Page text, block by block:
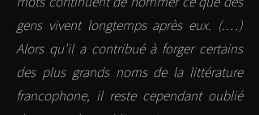
gens vivent longtemps après eux. (.…)
Alors qu'il a contribué à forger certains
des plus grands noms de la littérature
francophone, il reste cependant oublié